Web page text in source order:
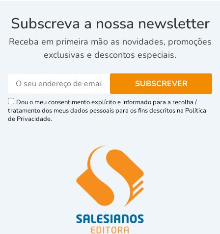
Subscreva a nossa newsletter
Receba em primeira mão as novidades, promoções
exclusivas e descontos especiais.
Dou o meu consentimento explícito e informado para a recolha /
tratamento dos meus dados pessoais para os fins descritos na Política
de Privacidade.